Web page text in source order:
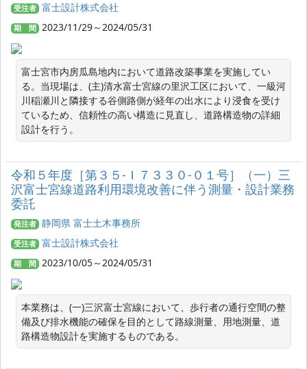
受注者 富士設計株式会社
期 間 2023/11/29～2024/05/31
富士宮市内房瓜島地内において道路改築事業を実施してい
る。当現場は、(主)清水富士宮線の里沢工区において、一級河
川稲瀬川と隣接する谷側路側が経年の出水により浸食を受け
ているため、信頼性の高い構造に見直し、道路構造物の詳細
設計を行う。
令和５年度［第３５‐Ｉ７３３０‐０１号］（一）三
沢富士宮線道路利用環境改善に伴う測量・設計業務
委託
発注者 静岡県 富士土木事務所
受注者 富士設計株式会社
期 間 2023/10/05～2024/05/31
本業務は、(一)三沢富士宮線において、歩行者の通行空間の整
備及び排水機能の確保を目的として路線測量、用地測量、道
路構造物設計を実施するものである。